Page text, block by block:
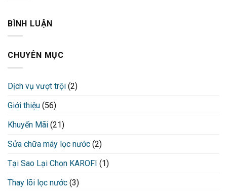
BÌNH LUẬN
CHUYÊN MỤC
Dịch vụ vượt trội (2)
Giới thiệu (56)
Khuyến Mãi (21)
Sửa chữa máy lọc nước (2)
Tại Sao Lại Chọn KAROFI (1)
Thay lõi lọc nước (3)